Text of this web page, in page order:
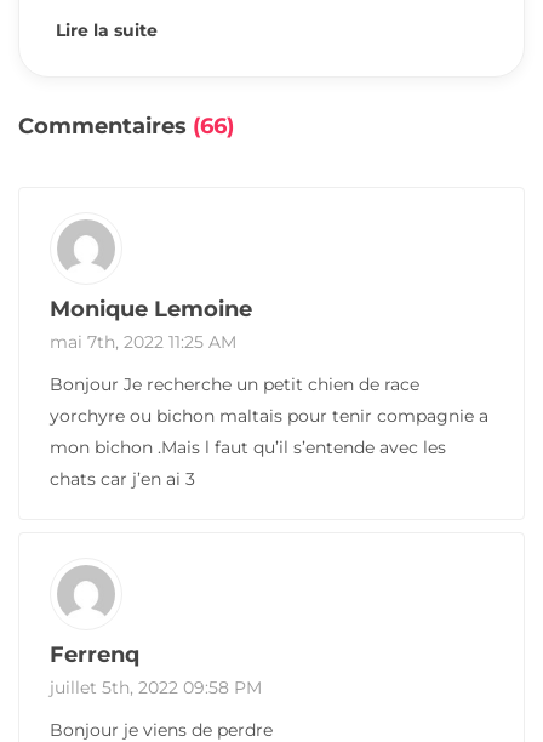
Lire la suite
Commentaires (66)
Monique Lemoine
mai 7th, 2022 11:25 AM
Bonjour Je recherche un petit chien de race
yorchyre ou bichon maltais pour tenir compagnie a
mon bichon .Mais l faut qu’il s’entende avec les
chats car j’en ai 3
Ferrenq
juillet 5th, 2022 09:58 PM
Bonjour je viens de perdre